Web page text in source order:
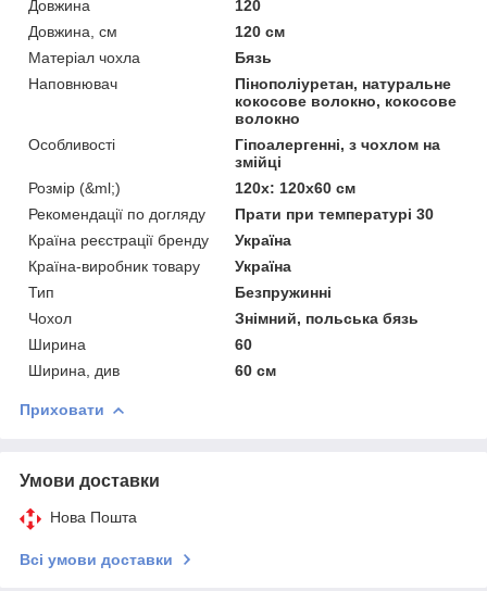
Довжина
120
Довжина, см
120 см
Матеріал чохла
Бязь
Наповнювач
Пінополіуретан, натуральне
кокосове волокно, кокосове
волокно
Особливості
Гіпоалергенні, з чохлом на
змійці
Розмір (&ml;)
120х: 120х60 см
Рекомендації по догляду
Прати при температурі 30
Країна реєстрації бренду
Україна
Країна-виробник товару
Україна
Тип
Безпружинні
Чохол
Знімний, польська бязь
Ширина
60
Ширина, див
60 см
Приховати
Умови доставки
Нова Пошта
Всі умови доставки